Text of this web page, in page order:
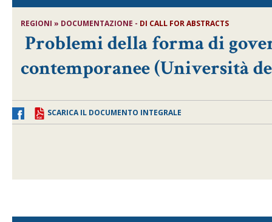
REGIONI » DOCUMENTAZIONE - DI CALL FOR ABSTRACTS
Problemi della forma di
contemporanee (Università
SCARICA IL DOCUMENTO INTEGRALE